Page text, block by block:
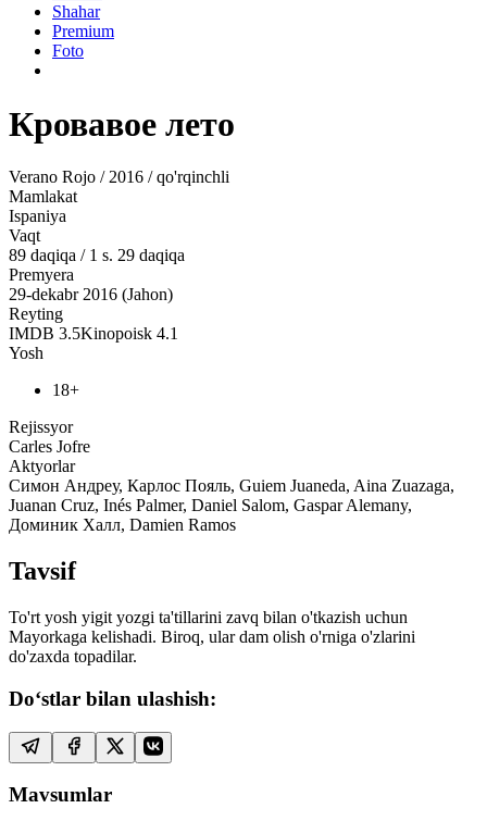
Shahar
Premium
Foto
Кровавое лето
Verano Rojo / 2016 / qo'rqinchli
Mamlakat
Ispaniya
Vaqt
89 daqiqa / 1 s. 29 daqiqa
Premyera
29-dekabr 2016 (Jahon)
Reyting
IMDB 3.5Kinopoisk 4.1
Yosh
18+
Rejissyor
Carles Jofre
Aktyorlar
Симон Андреу, Карлос Пояль, Guiem Juaneda, Aina Zuazaga,
Juanan Cruz, Inés Palmer, Daniel Salom, Gaspar Alemany,
Доминик Халл, Damien Ramos
Tavsif
To'rt yosh yigit yozgi ta'tillarini zavq bilan o'tkazish uchun
Mayorkaga kelishadi. Biroq, ular dam olish o'rniga o'zlarini
do'zaxda topadilar.
Do‘stlar bilan ulashish:
Mavsumlar